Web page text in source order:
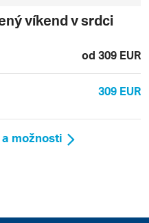
víkend v srdci
od 309 EUR
309 EUR
možnosti